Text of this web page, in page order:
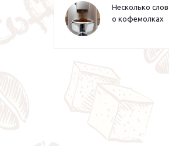
Несколько слов
о кофемолках